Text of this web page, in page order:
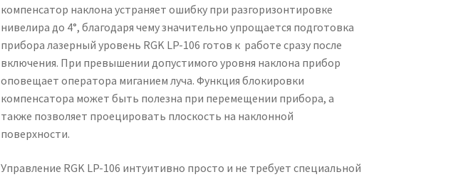
компенсатор наклона устраняет ошибку при разгоризонтировке
нивелира до 4°, благодаря чему значительно упрощается подготовка
прибора лазерный уровень RGK LP-106 готов к работе сразу после
включения. При превышении допустимого уровня наклона прибор
оповещает оператора миганием луча. Функция блокировки
компенсатора может быть полезна при перемещении прибора, а
также позволяет проецировать плоскость на наклонной
поверхности.
Управление RGK LP-106 интуитивно просто и не требует специальной